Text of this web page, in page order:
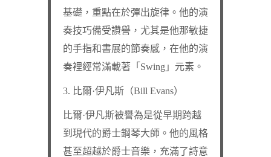
基礎，重點在於彈出旋律。他的演
奏技巧備受讚譽，尤其是他那敏捷
的手指和書展的節奏感，在他的演
奏裡經常滿載著「Swing」元素。
3. 比爾·伊凡斯（Bill Evans）
比爾·伊凡斯被譽為是從早期跨越
到現代的爵士鋼琴大師。他的風格
甚至超越於爵士音樂，充滿了詩意